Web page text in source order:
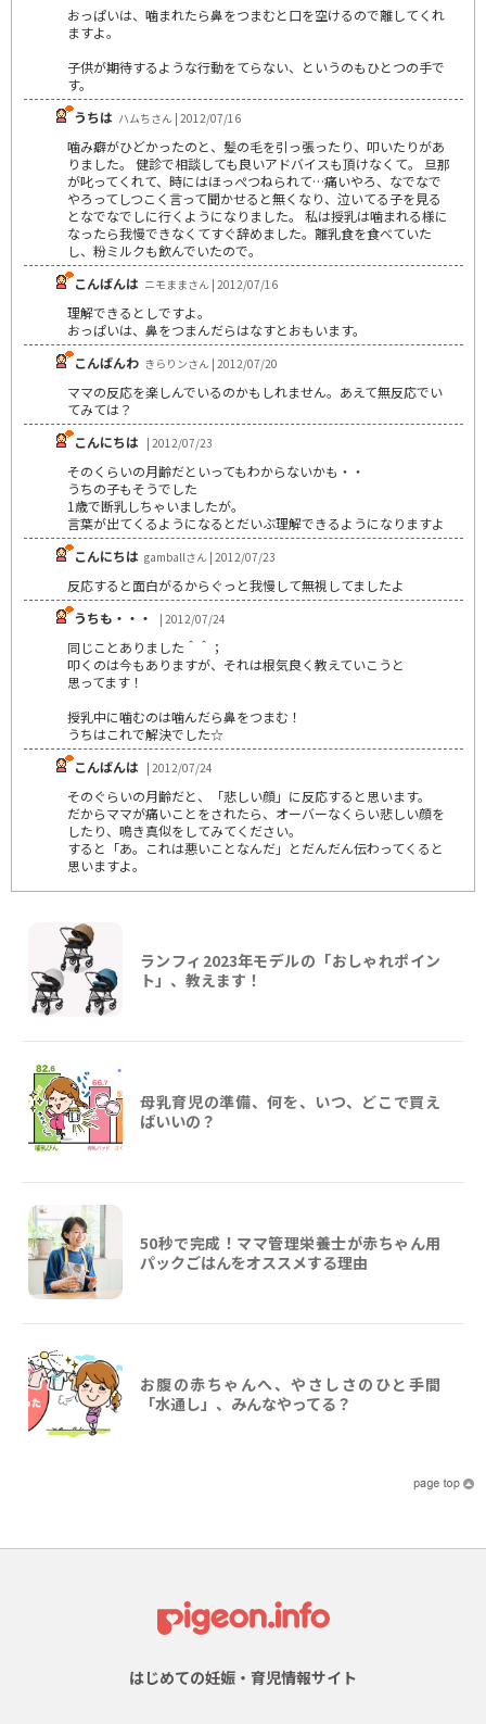
おっぱいは、噛まれたら鼻をつまむと口を空けるので離してくれ
ますよ。
子供が期待するような行動をてらない、というのもひとつの手で
す。
うちは ハムちさん | 2012/07/16
噛み癖がひどかったのと、髪の毛を引っ張ったり、叩いたりがあ
りました。 健診で相談しても良いアドバイスも頂けなくて。 旦那
が叱ってくれて、時にはほっぺつねられて…痛いやろ、なでなで
やろってしつこく言って聞かせると無くなり、泣いてる子を見る
となでなでしに行くようになりました。 私は授乳は噛まれる様に
なったら我慢できなくてすぐ辞めました。離乳食を食べていた
し、粉ミルクも飲んでいたので。
こんばんは ニモままさん | 2012/07/16
理解できるとしですよ。
おっぱいは、鼻をつまんだらはなすとおもいます。
こんばんわ きらりンさん | 2012/07/20
ママの反応を楽しんでいるのかもしれません。あえて無反応でい
てみては？
こんにちは | 2012/07/23
そのくらいの月齢だといってもわからないかも・・
うちの子もそうでした
1歳で断乳しちゃいましたが。
言葉が出てくるようになるとだいぶ理解できるようになりますよ
こんにちは gamballさん | 2012/07/23
反応すると面白がるからぐっと我慢して無視してましたよ
うちも・・・
| 2012/07/24
同じことありました＾＾；
叩くのは今もありますが、それは根気良く教えていこうと
思ってます！
授乳中に噛むのは噛んだら鼻をつまむ！
うちはこれで解決でした☆
こんばんは | 2012/07/24
そのぐらいの月齢だと、「悲しい顔」に反応すると思います。
だからママが痛いことをされたら、オーバーなくらい悲しい顔を
したり、鳴き真似をしてみてください。
すると「あ。これは悪いことなんだ」とだんだん伝わってくると
思いますよ。
ランフィ2023年モデルの「おしゃれポイン
ト」、教えます！
母乳育児の準備、何を、いつ、どこで買え
ばいいの？
50秒で完成！ママ管理栄養士が赤ちゃん用
パックごはんをオススメする理由
お腹の赤ちゃんへ、やさしさのひと手間
「水通し」、みんなやってる？
はじめての妊娠・育児情報サイト